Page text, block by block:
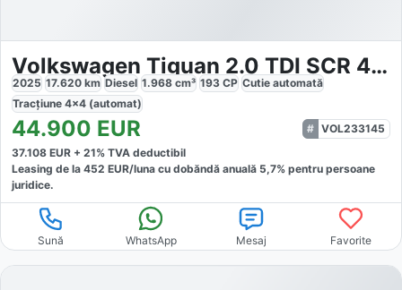
Volkswagen Tiguan 2.0 TDI SCR 4Motion DSG R-Line
2025 17.620 km Diesel 1.968 cm³ 193 CP Cutie automată
Tracțiune 4x4 (automat)
44.900 EUR
VOL233145
37.108 EUR + 21% TVA deductibil
Leasing de la 452 EUR/luna cu dobăndă anuală 5,7% pentru persoane
juridice.
Sună WhatsApp Mesaj Favorite